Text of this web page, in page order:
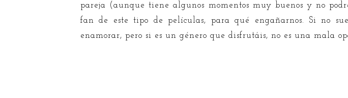
pareja (aunque tiene algunos momentos muy buenos y no
fan de este tipo de películas, para qué engañarnos. Si no
enamorar, pero si es un género que disfrutáis, no es una mala